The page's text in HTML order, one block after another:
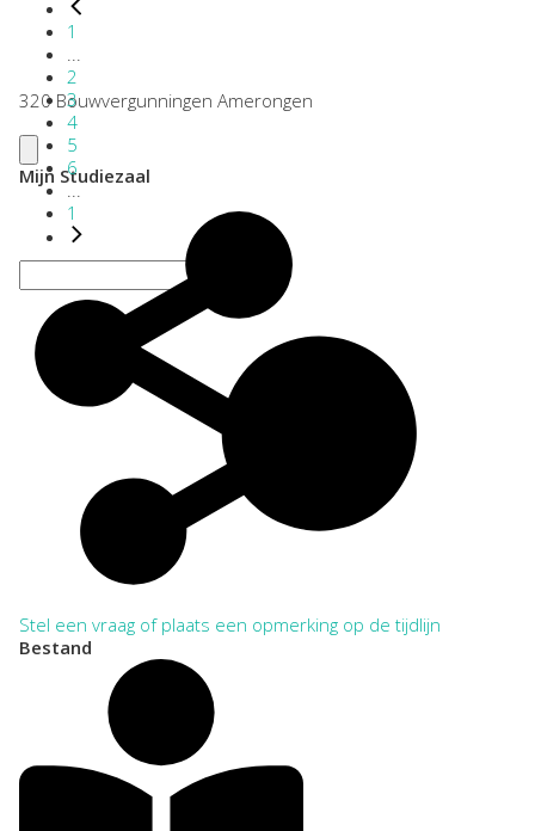
1
2
3
4
5
6
...
1
320 Bouwvergunningen Amerongen
Mijn Studiezaal
Stel een vraag of plaats een opmerking op de tijdlijn
Bestand